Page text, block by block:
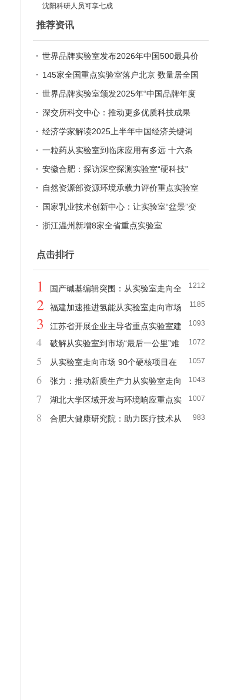
沈阳科研人员可享七成
推荐资讯
世界品牌实验室发布2026年中国500最具价
值品牌
145家全国重点实验室落户北京 数量居全国
首位 将探索集群式发展
世界品牌实验室颁发2025年“中国品牌年度
大奖”
深交所科交中心：推动更多优质科技成果
从“实验室”走向“产业场”
经济学家解读2025上半年中国经济关键词
一粒药从实验室到临床应用有多远 十六条
新措施助力创新药加速跑（政策解读）
安徽合肥：探访深空探测实验室“硬科技”
自然资源部资源环境承载力评价重点实验室
开放课题申请指南（2025年度）
国家乳业技术创新中心：让实验室“盆景”变
产业“森林”
浙江温州新增8家全省重点实验室
点击排行
1212
1
国产碱基编辑突围：从实验室走向全
球治愈市场
1185
2 福建加速推进氢能从实验室走向市场
1093
3
江苏省开展企业主导省重点实验室建
设
1072
4
破解从实验室到市场“最后一公里”难
题
1057
5
从实验室走向市场 90个硬核项目在
宁“对决”
1043
6
张力：推动新质生产力从实验室走向
市场
1007
7
湖北大学区域开发与环境响应重点实
验室三年争取科研经费1.1亿元
983
8
合肥大健康研究院：助力医疗技术从